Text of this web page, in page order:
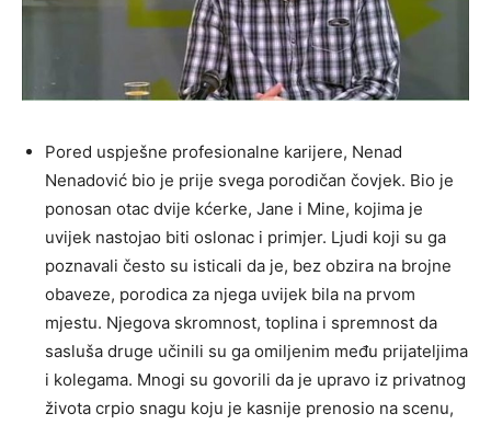
Pored uspješne profesionalne karijere, Nenad
Nenadović bio je prije svega porodičan čovjek. Bio je
ponosan otac dvije kćerke, Jane i Mine, kojima je
uvijek nastojao biti oslonac i primjer. Ljudi koji su ga
poznavali često su isticali da je, bez obzira na brojne
obaveze, porodica za njega uvijek bila na prvom
mjestu. Njegova skromnost, toplina i spremnost da
sasluša druge učinili su ga omiljenim među prijateljima
i kolegama. Mnogi su govorili da je upravo iz privatnog
života crpio snagu koju je kasnije prenosio na scenu,